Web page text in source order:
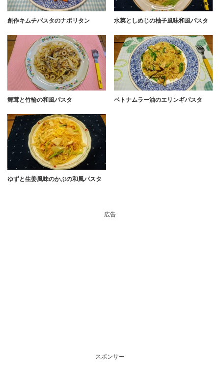
創作キムチパスタのナポリタン 水菜としめじの柚子風味和風パスタ
舞茸と竹輪の和風パスタ ベトナムラー油のエリンギパスタ
ゆずと生姜風味のかぶの和風パスタ
広告
スポンサー